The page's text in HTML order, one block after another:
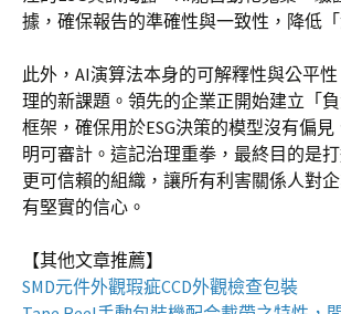
據，確保報告的準確性與一致性，降低
此外，AI演算法本身的可解釋性與公平
理的新課題。領先的企業正開始建立「
框架，確保用於ESG決策的模型沒有偏
明可審計。這記治理重拳，最終目的是
更可信賴的組織，讓所有利害關係人對
有堅實的信心。
【其他文章推薦】
SMD元件外觀瑕疵CCD外觀檢查包裝